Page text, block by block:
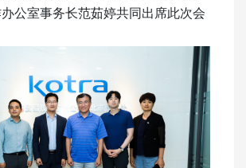
公室事务长范茹婷共同出席此次会